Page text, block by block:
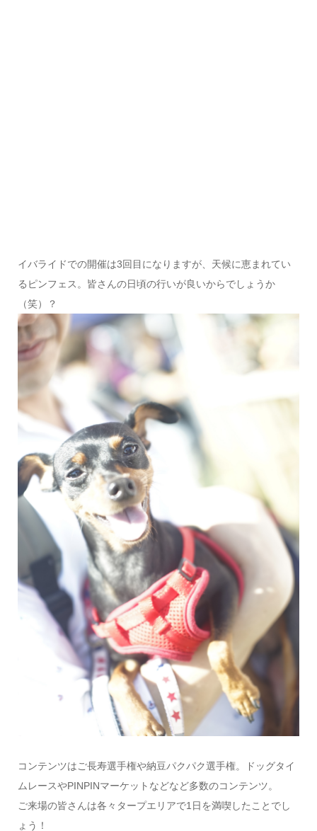
イバライドでの開催は3回目になりますが、天候に恵まれてい
るピンフェス。皆さんの日頃の行いが良いからでしょうか
（笑）？
コンテンツはご長寿選手権や納豆パクパク選手権。ドッグタイ
ムレースやPINPINマーケットなどなど多数のコンテンツ。
ご来場の皆さんは各々タープエリアで1日を満喫したことでし
ょう！